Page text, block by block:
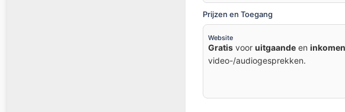
Prijzen en Toegang
Website
Gratis voor uitgaande en
video-/audiogesprekken.